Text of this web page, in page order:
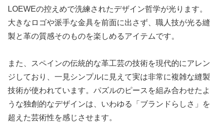
LOEWEの控えめで洗練されたデザイン哲学が光ります。
大きなロゴや派手な金具を前面に出さず、職人技が光る縫
製と革の質感そのものを楽しめるアイテムです。
また、スペインの伝統的な革工芸の技術を現代的にアレン
ジしており、一見シンプルに見えて実は非常に複雑な縫製
技術が使われています。パズルのピースを組み合わせたよ
うな独創的なデザインは、いわゆる「ブランドらしさ」を
超えた芸術性を感じさせます。